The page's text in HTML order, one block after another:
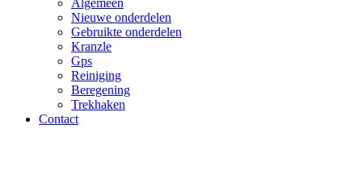
Algemeen
Nieuwe onderdelen
Gebruikte onderdelen
Kranzle
Gps
Reiniging
Beregening
Trekhaken
Contact